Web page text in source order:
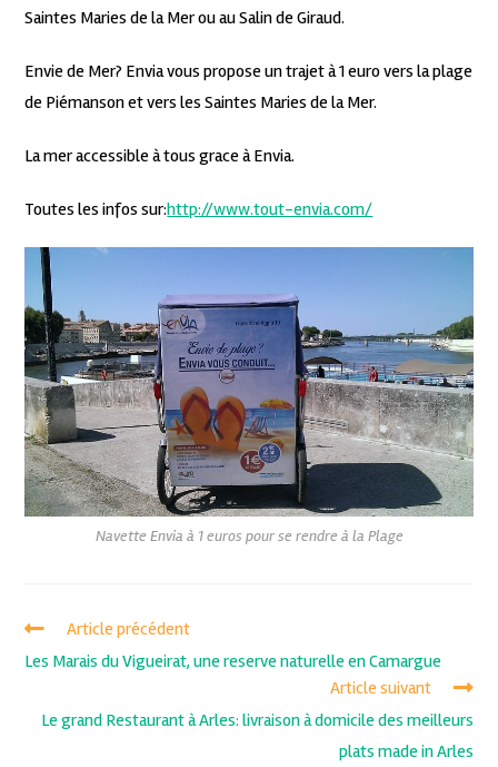
Saintes Maries de la Mer ou au Salin de Giraud.
Envie de Mer? Envia vous propose un trajet à 1 euro vers la plage
de Piémanson et vers les Saintes Maries de la Mer.
La mer accessible à tous grace à Envia.
Toutes les infos sur:http://www.tout-envia.com/
Navette Envia à 1 euros pour se rendre à la Plage
Article précédent
Les Marais du Vigueirat, une reserve naturelle en Camargue
Article suivant
Le grand Restaurant à Arles: livraison à domicile des meilleurs
plats made in Arles